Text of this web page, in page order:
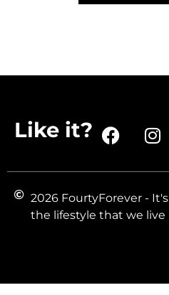
Like it?
2026 FourtyForever - It's
the lifestyle that we live